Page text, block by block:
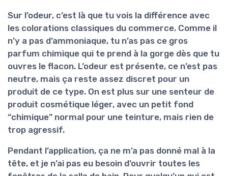
Sur l’odeur, c’est là que tu vois la différence avec
les colorations classiques du commerce. Comme il
n’y a pas d’ammoniaque, tu n’as pas ce gros
parfum chimique qui te prend à la gorge dès que tu
ouvres le flacon. L’odeur est présente, ce n’est pas
neutre, mais ça reste assez discret pour un
produit de ce type. On est plus sur une senteur de
produit cosmétique léger, avec un petit fond
“chimique” normal pour une teinture, mais rien de
trop agressif.
Pendant l’application, ça ne m’a pas donné mal à la
tête, et je n’ai pas eu besoin d’ouvrir toutes les